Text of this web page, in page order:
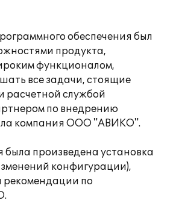
обеспечения был
продукта,
функционалом,
все задачи, стоящие
расчетной службой
по внедрению
компания ООО "АВИКО".
была произведена установка
конфигурации),
по